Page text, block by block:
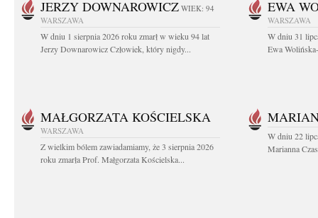
JERZY DOWNAROWICZ WIEK: 94
WARSZAWA
W dniu 1 sierpnia 2026 roku zmarł w wieku 94 lat
Jerzy Downarowicz Człowiek, który nigdy...
EWA
WARSZAWA
W dniu 31
Ewa
MAŁGORZATA KOŚCIELSKA
WARSZAWA
Z wielkim bólem zawiadamiamy, że 3 sierpnia 2026
roku zmarła Prof. Małgorzata Kościelska...
W dniu 22
Marianna